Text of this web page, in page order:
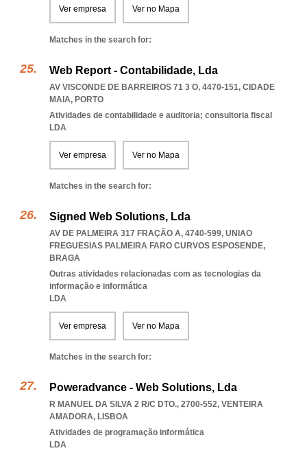
Ver empresa Ver no Mapa
Matches in the search for:
Web Report - Contabilidade, Lda
AV VISCONDE DE BARREIROS 71 3 O, 4470-151, CIDADE
MAIA, PORTO
Atividades de contabilidade e auditoria; consultoria fiscal
LDA
Ver empresa Ver no Mapa
Matches in the search for:
Signed Web Solutions, Lda
AV DE PALMEIRA 317 FRAÇÃO A, 4740-599, UNIAO
FREGUESIAS PALMEIRA FARO CURVOS ESPOSENDE,
BRAGA
Outras atividades relacionadas com as tecnologias da
informação e informática
LDA
Ver empresa Ver no Mapa
Matches in the search for:
Poweradvance - Web Solutions, Lda
R MANUEL DA SILVA 2 R/C DTO., 2700-552, VENTEIRA
AMADORA, LISBOA
Atividades de programação informática
LDA